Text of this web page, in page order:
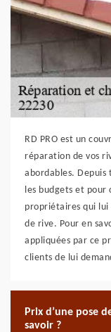
RD PRO est un
réparation de vos
abordables. Depuis
les budgets et pour
propriétaires qui
de rive. Pour en
appliquées par ce
clients de lui
Prix d’une pose
savoir ?